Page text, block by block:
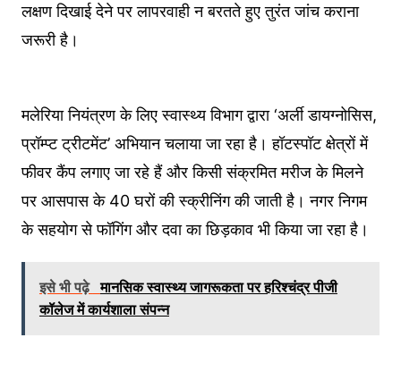
लक्षण दिखाई देने पर लापरवाही न बरतते हुए तुरंत जांच कराना
जरूरी है।
मलेरिया नियंत्रण के लिए स्वास्थ्य विभाग द्वारा ‘अर्ली डायग्नोसिस,
प्रॉम्प्ट ट्रीटमेंट’ अभियान चलाया जा रहा है। हॉटस्पॉट क्षेत्रों में
फीवर कैंप लगाए जा रहे हैं और किसी संक्रमित मरीज के मिलने
पर आसपास के 40 घरों की स्क्रीनिंग की जाती है। नगर निगम
के सहयोग से फॉगिंग और दवा का छिड़काव भी किया जा रहा है।
इसे भी पढ़े मानसिक स्वास्थ्य जागरूकता पर हरिश्चंद्र पीजी
कॉलेज में कार्यशाला संपन्न